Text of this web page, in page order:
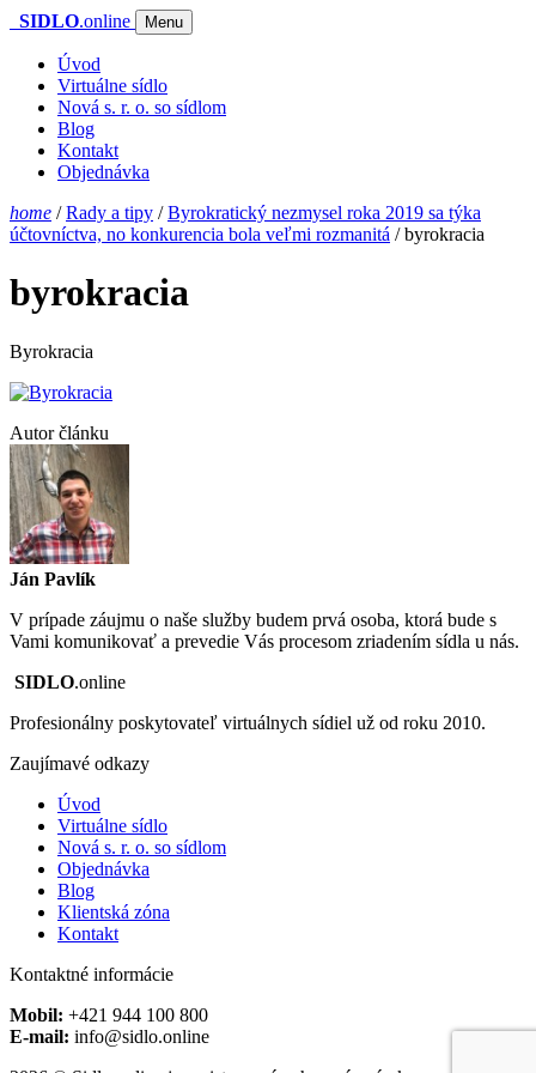
SIDLO.online Menu
Úvod
Virtuálne sídlo
Nová s. r. o. so sídlom
Blog
Kontakt
Objednávka
home /Rady a tipy /Byrokratický nezmysel roka 2019 sa týka
účtovníctva, no konkurencia bola veľmi rozmanitá /byrokracia
byrokracia
Byrokracia
Autor článku
Ján Pavlík
V prípade záujmu o naše služby budem prvá osoba, ktorá bude s
Vami komunikovať a prevedie Vás procesom zriadením sídla u nás.
SIDLO.online
Profesionálny poskytovateľ virtuálnych sídiel už od roku 2010.
Zaujímavé odkazy
Úvod
Virtuálne sídlo
Nová s. r. o. so sídlom
Objednávka
Blog
Klientská zóna
Kontakt
Kontaktné informácie
Mobil: +421 944 100 800
E-mail: info@sidlo.online